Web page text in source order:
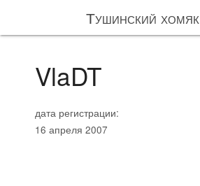
Тушинский хомяк
VlaDT
дата регистрации:
16 апреля 2007